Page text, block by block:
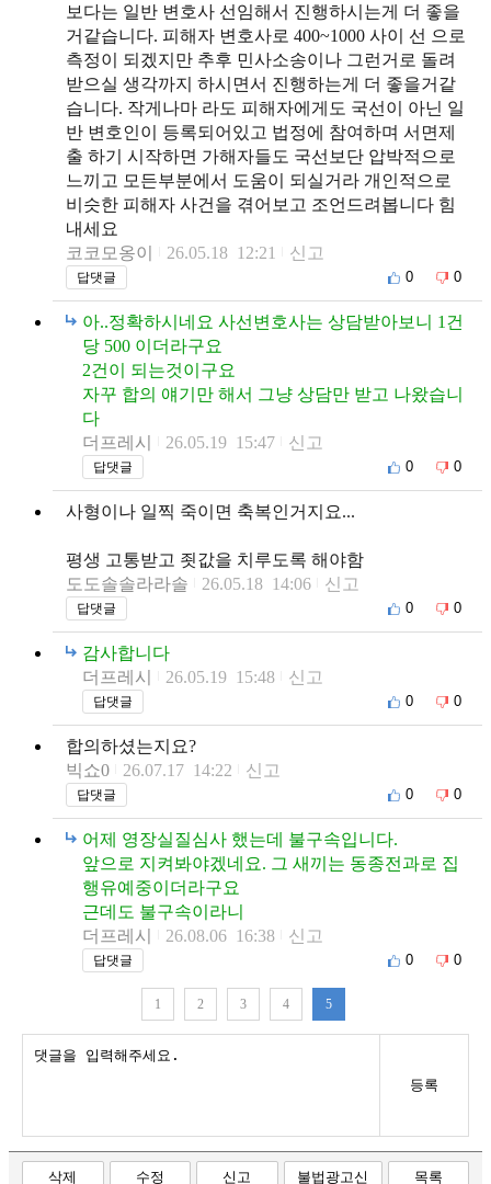
보다는 일반 변호사 선임해서 진행하시는게 더 좋을
거같습니다. 피해자 변호사로 400~1000 사이 선 으로
측정이 되겠지만 추후 민사소송이나 그런거로 돌려
받으실 생각까지 하시면서 진행하는게 더 좋을거같
습니다. 작게나마 라도 피해자에게도 국선이 아닌 일
반 변호인이 등록되어있고 법정에 참여하며 서면제
출 하기 시작하면 가해자들도 국선보단 압박적으로
느끼고 모든부분에서 도움이 되실거라 개인적으로
비슷한 피해자 사건을 겪어보고 조언드려봅니다 힘
내세요
코코모옹이
26.05.18 12:21 신고
답댓글 0 0
아..정확하시네요 사선변호사는 상담받아보니 1건
당 500 이더라구요
2건이 되는것이구요
자꾸 합의 얘기만 해서 그냥 상담만 받고 나왔습니
다
더프레시
26.05.19 15:47 신고
답댓글 0 0
사형이나 일찍 죽이면 축복인거지요...
평생 고통받고 죗값을 치루도록 해야함
도도솔솔라라솔
26.05.18 14:06 신고
답댓글 0 0
감사합니다
더프레시
26.05.19 15:48 신고
답댓글 0 0
합의하셨는지요?
빅쇼0
26.07.17 14:22 신고
답댓글 0 0
어제 영장실질심사 했는데 불구속입니다.
앞으로 지켜봐야겠네요. 그 새끼는 동종전과로 집
행유예중이더라구요
근데도 불구속이라니
더프레시
26.08.06 16:38 신고
답댓글 0 0
1 2 3 4 5
등록
삭제 수정 신고 불법광고신 목록